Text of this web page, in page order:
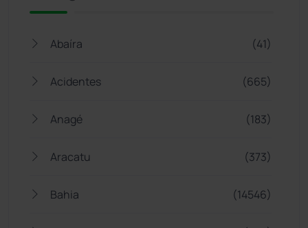
Abaíra (41)
Acidentes (665)
Anagé (183)
Aracatu (373)
Bahia (14546)